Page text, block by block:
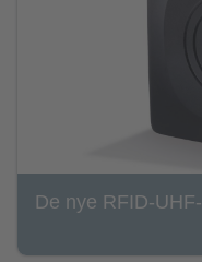
De nye RFID-